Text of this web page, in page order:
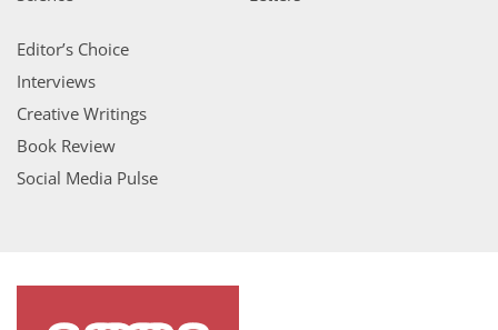
Editor’s Choice
Interviews
Creative Writings
Book Review
Social Media Pulse